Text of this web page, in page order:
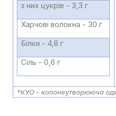
з них цукрів - 3,3 г
Харчові волокна - 30 г
Білки - 4,8 г
Сіль - 0,6 г
*КУО - колонеутворююча